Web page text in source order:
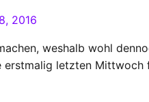
2016
weshalb wohl
erstmalig letzten